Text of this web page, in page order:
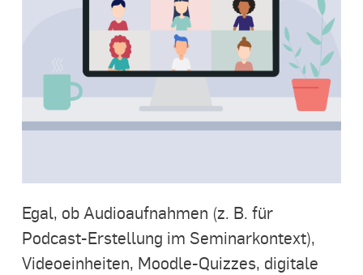
Egal, ob Audioaufnahmen (z. B. für
Podcast-Erstellung im Seminarkontext),
Videoeinheiten, Moodle-Quizzes, digitale